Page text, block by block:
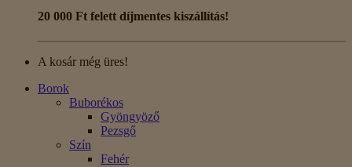
20 000 Ft felett díjmentes kiszállítás!
A kosár még üres!
Borok
Buborékos
Gyöngyöző
Pezsgő
Szín
Fehér